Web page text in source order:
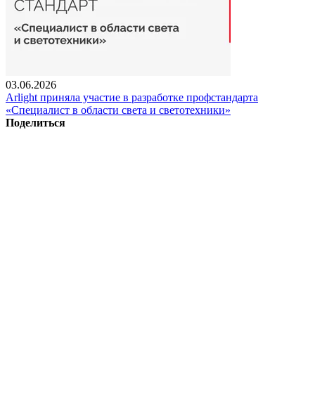
03.06.2026
Arlight приняла участие в разработке профстандарта
«Специалист в области света и светотехники»
Поделиться